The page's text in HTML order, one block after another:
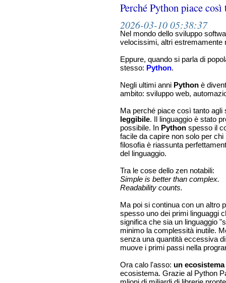
Perché Python piace
2026-03-10 05:38:37
Nel mondo dello sviluppo
velocissimi, altri estremamente
Eppure, quando si parla di
stesso: Python.
Negli ultimi anni Pythonè
ambito: sviluppo web,
Ma perché piace così tanto
leggibile. Il linguaggio è stato
possibile. In Pythonspesso il
facile da capire non solo per
filosofia è riassunta
del linguaggio.
Tra le cose dello zen notabili:
Simple is better than complex.
Readability counts.
Ma poi si continua con un altro
spesso uno dei primi linguaggi
significa che sia un linguaggio
minimo la complessità inutile.
senza una quantità eccessiva
muove i primi passi nella
Ora calo l'asso: un
ecosistema. Grazie al Python